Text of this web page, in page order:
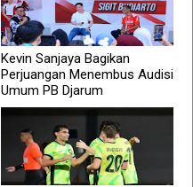
Kevin Sanjaya Bagikan
Perjuangan Menembus Audisi
Umum PB Djarum